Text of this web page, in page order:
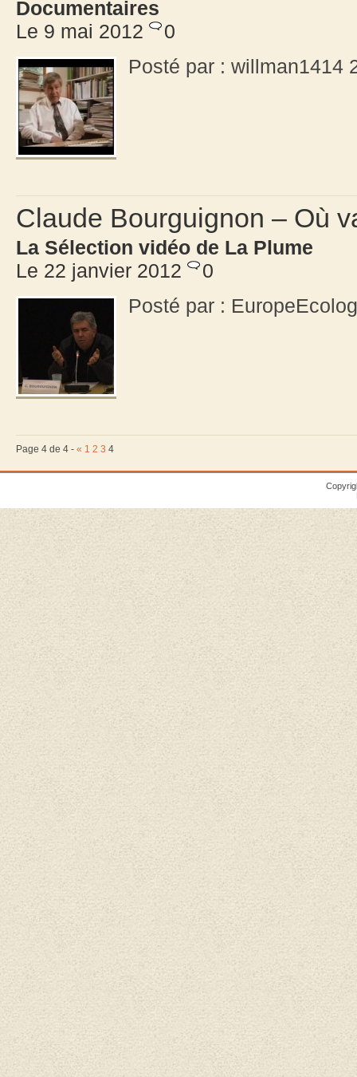
Documentaires
Le 9 mai 2012
0
Posté par :
Claude Bourguignon – Où
La Sélection vidéo de La Plume
Le 22 janvier 2012
0
Posté par :
Page 4 de 4 - « 1 2 3 4